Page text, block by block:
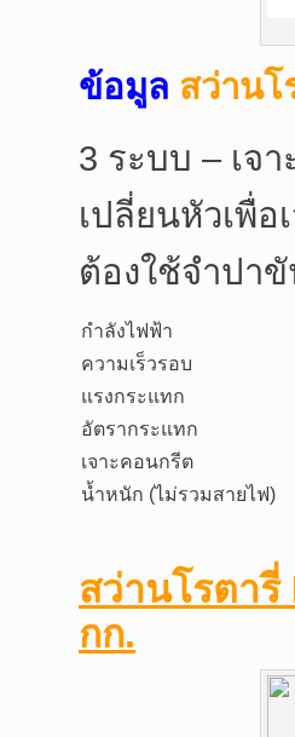
ข้อมูล สว่านโ
3 ระบบ – เจ
เปลี่ยนหัวเพื่อ
ต้องใช้จำปา
กำลังไฟฟ้า
ความเร็วรอบ
แรงกระแทก
อัตรากระแทก
เจาะคอนกรีต
น้ำหนัก (ไม่รวมสายไฟ)
สว่านโรตารี่
กก.